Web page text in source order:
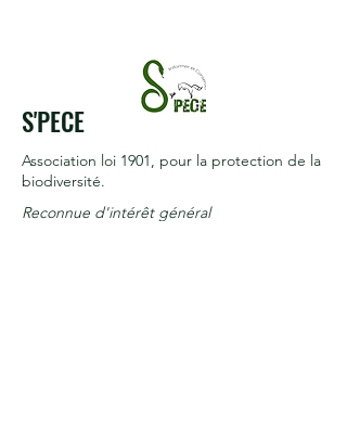
S'PECE
Association loi 1901, pour la protection de la
biodiversité.
Reconnue d'intérêt général